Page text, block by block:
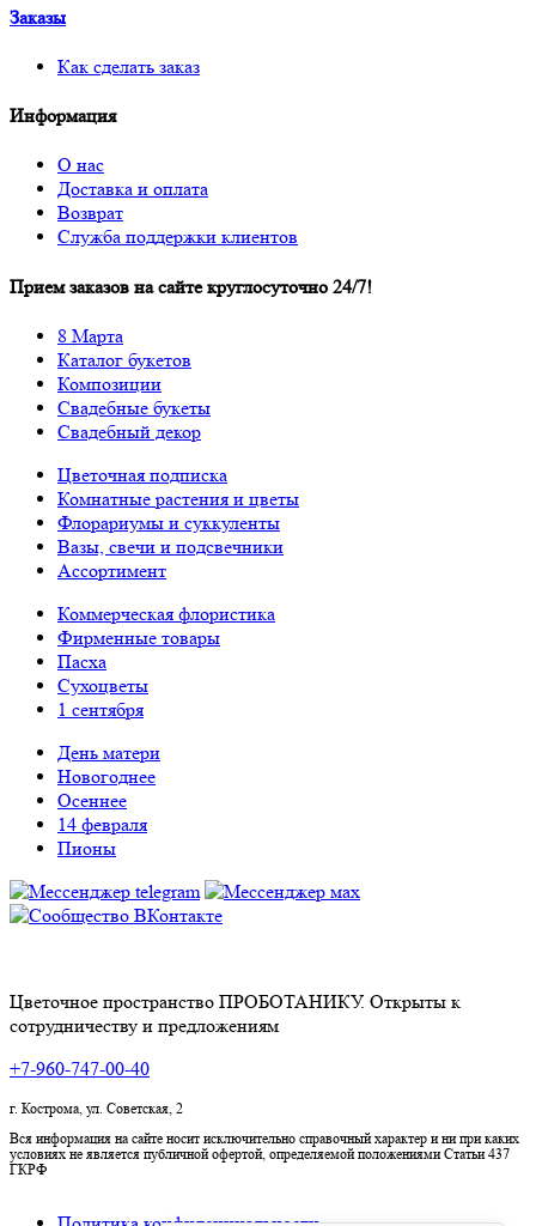
Заказы
Как сделать заказ
Информация
О нас
Доставка и оплата
Возврат
Служба поддержки клиентов
Прием заказов на сайте круглосуточно 24/7!
8 Марта
Каталог букетов
Композиции
Свадебные букеты
Свадебный декор
Цветочная подписка
Комнатные растения и цветы
Флорариумы и суккуленты
Вазы, свечи и подсвечники
Ассортимент
Коммерческая флористика
Фирменные товары
Пасха
Сухоцветы
1 сентября
День матери
Новогоднее
Осеннее
14 февраля
Пионы
Цветочное пространство ПРОБОТАНИКУ. Открыты к
сотрудничеству и предложениям
+7-960-747-00-40
г. Кострома, ул. Советская, 2
Вся информация на сайте носит исключительно справочный характер и ни при каких
условиях не является публичной офертой, определяемой положениями Статьи 437
ГКРФ